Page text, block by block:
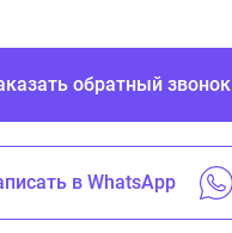
обратный звонок
в WhatsApp